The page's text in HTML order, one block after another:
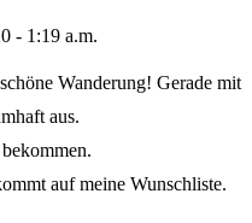
- 1:19 a.m.
Wanderung! Gerade mit
aus.
auf meine Wunschliste.